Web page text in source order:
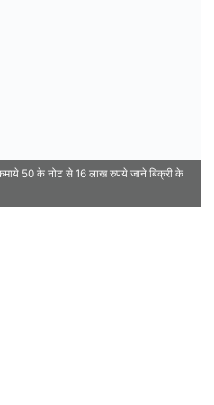
50 के नोट से 16 लाख रुपये जाने बिक्री के